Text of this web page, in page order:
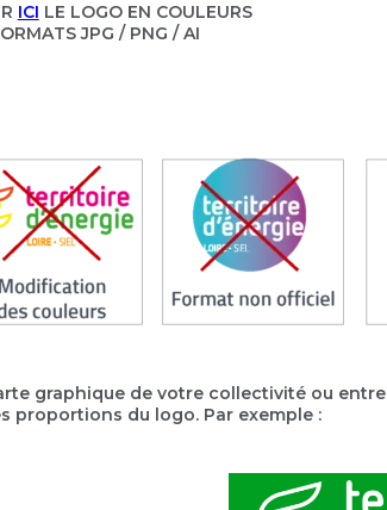
ICI LE LOGO EN COULEURS
JPG / PNG / AI
graphique de votre collectivité ou
proportions du logo. Par exemple :